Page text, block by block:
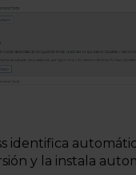
identifica
y la instala